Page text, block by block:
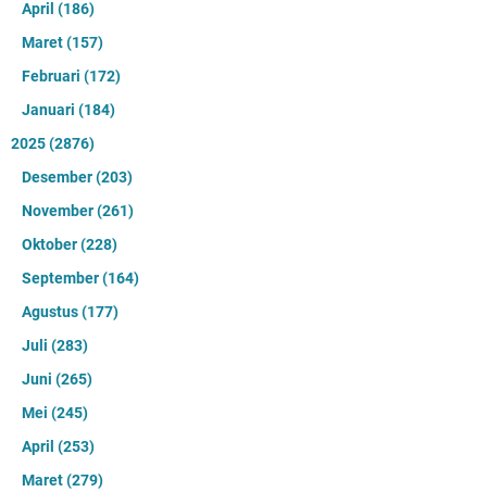
5 Cafe Bernuansa Alam yang Wajib Kamu Kunjungi
di Kuningan
Agustus 29, 2021
Diabadikan Sebagai Nama Jalan, Ini Kisah Syekh
Juni 05, 2022
2026 (1410)
Agustus(51)
Juli (216)
Juni (234)
Mei(210)